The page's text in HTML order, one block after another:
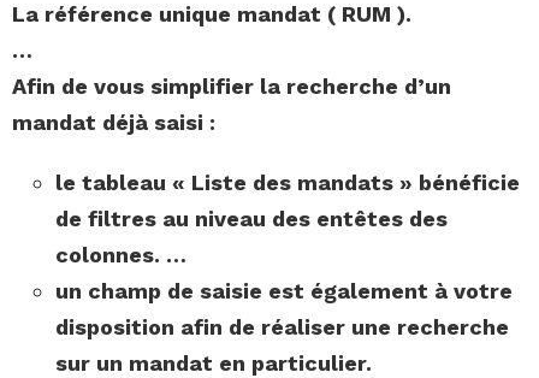
La référence unique mandat ( RUM ).
…
Afin de vous simplifier la recherche d’un
mandat déjà saisi :
le tableau « Liste des mandats » bénéficie
de filtres au niveau des entêtes des
colonnes. …
un champ de saisie est également à votre
disposition afin de réaliser une recherche
sur un mandat en particulier.